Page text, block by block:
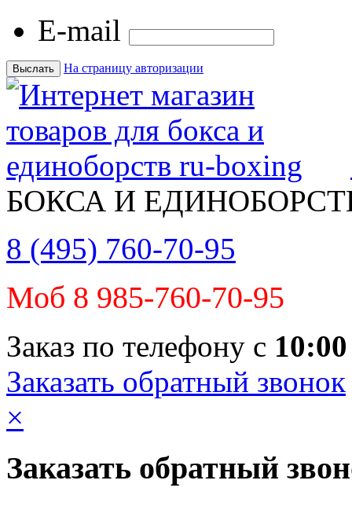
E-mail
На страницу авторизации
БОКСА И
8 (495) 760-70-95
Моб 8 985-760-70-95
Заказ по телефону с 10:00
Заказать обратный звонок
×
Заказать обратный